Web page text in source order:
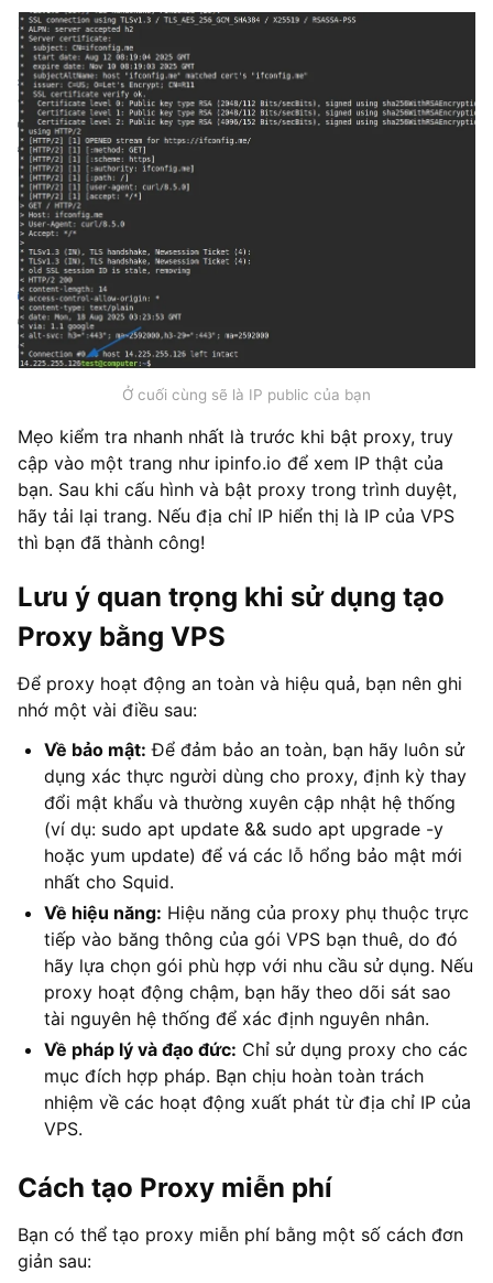
Ở cuối cùng sẽ là IP public của bạn
Mẹo kiểm tra nhanh nhất là trước khi bật proxy, truy
cập vào một trang như ipinfo.io để xem IP thật của
bạn. Sau khi cấu hình và bật proxy trong trình duyệt,
hãy tải lại trang. Nếu địa chỉ IP hiển thị là IP của VPS
thì bạn đã thành công!
Lưu ý quan trọng khi sử dụng tạo
Proxy bằng VPS
Để proxy hoạt động an toàn và hiệu quả, bạn nên ghi
nhớ một vài điều sau:
Về bảo mật: Để đảm bảo an toàn, bạn hãy luôn sử
dụng xác thực người dùng cho proxy, định kỳ thay
đổi mật khẩu và thường xuyên cập nhật hệ thống
(ví dụ: sudo apt update && sudo apt upgrade -y
hoặc yum update) để vá các lỗ hổng bảo mật mới
nhất cho Squid.
Về hiệu năng: Hiệu năng của proxy phụ thuộc trực
tiếp vào băng thông của gói VPS bạn thuê, do đó
hãy lựa chọn gói phù hợp với nhu cầu sử dụng. Nếu
proxy hoạt động chậm, bạn hãy theo dõi sát sao
tài nguyên hệ thống để xác định nguyên nhân.
Về pháp lý và đạo đức: Chỉ sử dụng proxy cho các
mục đích hợp pháp. Bạn chịu hoàn toàn trách
nhiệm về các hoạt động xuất phát từ địa chỉ IP của
VPS.
Cách tạo Proxy miễn phí
Bạn có thể tạo proxy miễn phí bằng một số cách đơn
giản sau: